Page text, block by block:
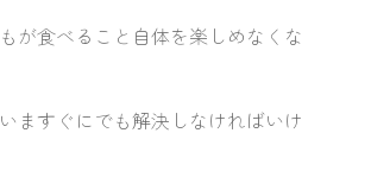
が食べること自体を楽しめなくな
ますぐにでも解決しなければいけ